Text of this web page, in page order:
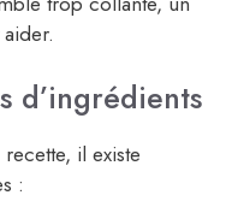
d’ingrédients
il existe
: